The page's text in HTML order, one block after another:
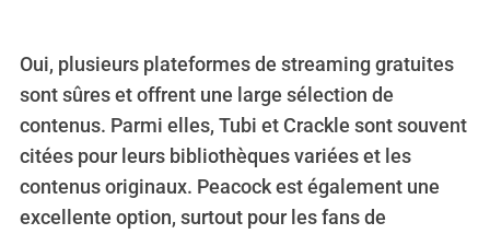
Oui, plusieurs plateformes de streaming gratuites
sont sûres et offrent une large sélection de
contenus. Parmi elles, Tubi et Crackle sont souvent
citées pour leurs bibliothèques variées et les
contenus originaux. Peacock est également une
excellente option, surtout pour les fans de